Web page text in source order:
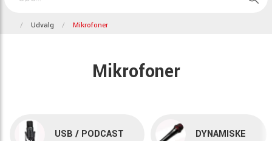
Udvalg Mikrofoner
Mikrofoner
USB / PODCAST DYNAMISKE